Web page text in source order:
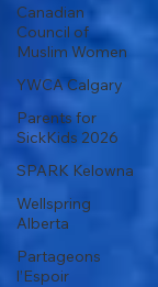
Canadian
Council of
Muslim Women
YWCA Calgary
Parents for
SickKids 2026
SPARK Kelowna
Wellspring
Alberta
Partageons
l’Espoir